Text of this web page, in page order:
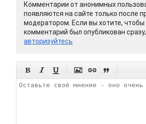
Комментарии от анонимных
появляются на сайте только после
модератором. Если вы хотите,
комментарий был опубликован
авторизуйтесь
     